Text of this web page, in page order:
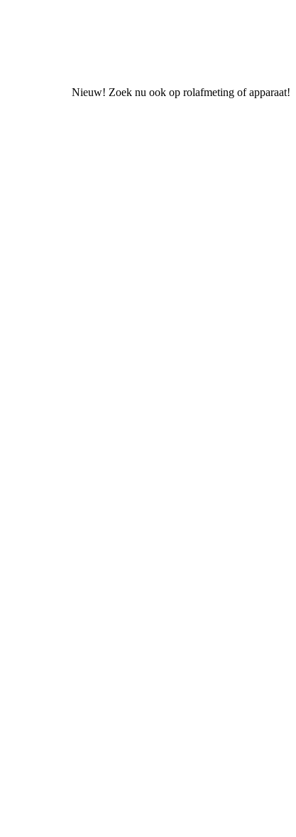
Nieuw! Zoek nu ook op rolafmeting of apparaat!